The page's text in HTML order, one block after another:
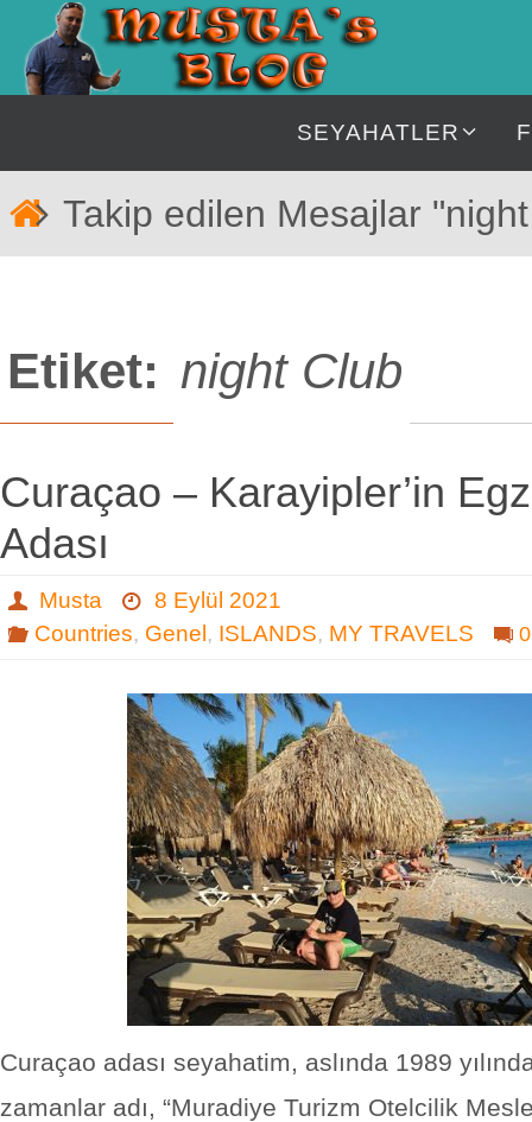
İçeriğe
geç
SEYAHATLER
Takip edilen Mesajlar
Etiket: night Club
Curaçao – Karayipler’in
Adası
Musta
8 Eylül 2021
Countries, Genel , ISLANDS, MY TRAVELS 0
Curaçao adası seyahatim, aslında 1989
zamanlar adı, “Muradiye Turizm Otelcilik